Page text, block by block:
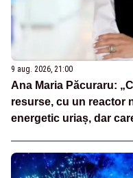
9 aug. 2026, 21:00
Ana Maria Păcuraru:
resurse, cu un reactor
energetic uriaș, dar